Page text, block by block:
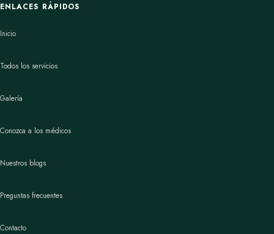
ENLACES RÁPIDOS
Inicio
Todos los servicios
Galería
Conozca a los médicos
Nuestros blogs
Preguntas frecuentes
Contacto